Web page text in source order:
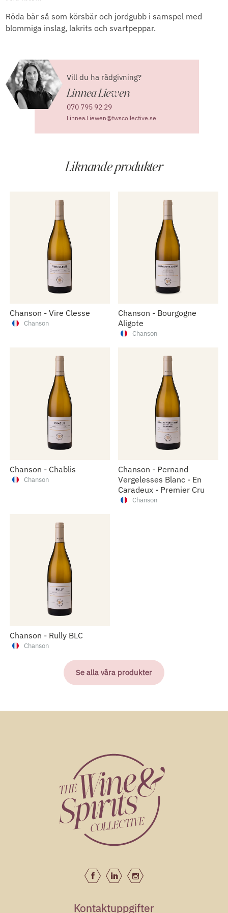
Röda bär så som körsbär och jordgubb i samspel med
blommiga inslag, lakrits och svartpeppar.
Vill du ha rådgivning?
Linnea Liewen
070 795 92 29
Linnea.Liewen@twscollective.se
Liknande produkter
Chanson - Vire Clesse
Chanson
Chanson - Bourgogne
Aligote
Chanson
Chanson - Chablis
Chanson
Chanson - Pernand
Vergelesses Blanc - En
Caradeux - Premier Cru
Chanson
Chanson - Rully BLC
Chanson
Chanson - Vire Clesse
Chanson - Pernand Vergelesses Blanc - En Caradeux -
Se alla våra produkter
Kontaktuppgifter